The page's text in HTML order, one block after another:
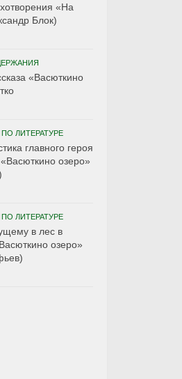
«На
Блок)
«Васюткино
ЛИТЕРАТУРЕ
главного героя
«Васюткино озеро»
ЛИТЕРАТУРЕ
в лес в
озеро»